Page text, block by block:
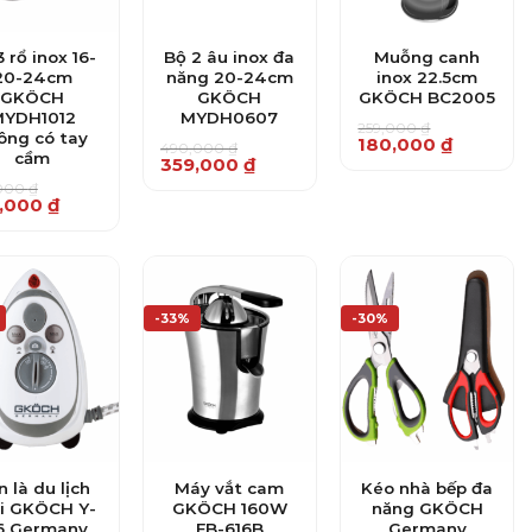
rổ inox 16-
24cm
GKÖCH
có tay
cầm
₫
₫
₫.
Bộ 2 âu inox đa
năng 20-24cm
GKÖCH
MYDH0607
490,000₫
Giá
359,000₫
Giá
hiện
Muỗng canh
inox 22.5cm
GKÖCH BC2005
259,000₫
Giá
180,000₫
Giá
hiện
là du lịch
GKÖCH Y-
Germany
-33%
Máy vắt cam
GKÖCH 160W
FB-616B
-30%
Kéo nhà bếp đa
năng GKÖCH
Germany